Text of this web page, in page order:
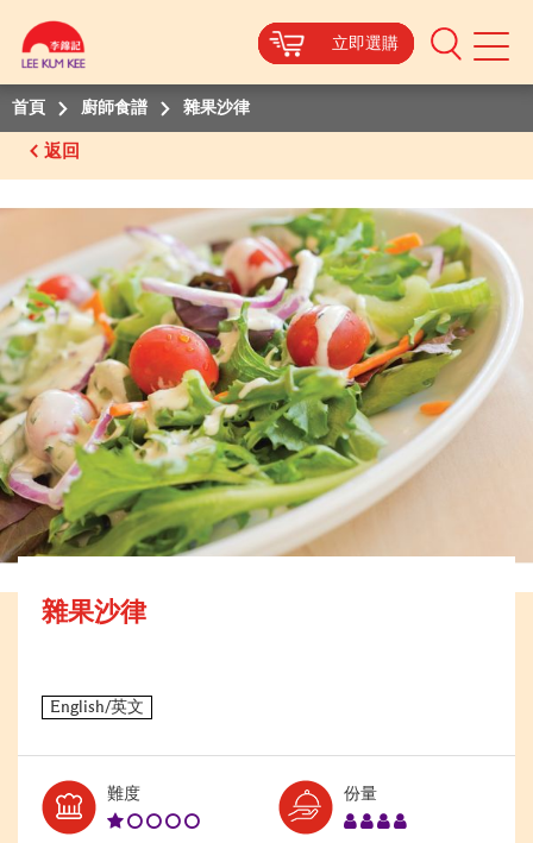
立即選購
Mobile
立即選購
立即選購
立即選購
立即選購
首頁 廚師食譜 雜果沙律
返回
雜果沙律
難度Level:
份量Serves: